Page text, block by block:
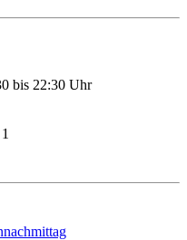
bis 22:30 Uhr